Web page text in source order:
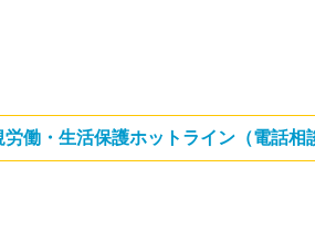
働・生活保護ホットライン（電話相